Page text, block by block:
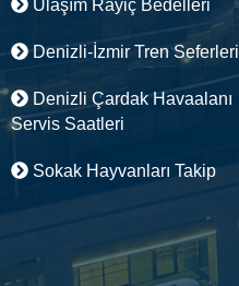
Ulaşım Rayiç Bedelleri
Denizli-İzmir Tren Seferleri
Denizli Çardak Havaalanı
Servis Saatleri
Sokak Hayvanları Takip